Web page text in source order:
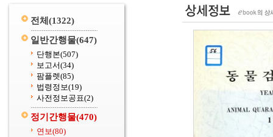
전체 (1322)
일반간행물(647)
단행본(507)
보고서(34)
팜플렛(85)
법령정보(19)
사전정보공표(2)
정기간행물(470)
연보(80)